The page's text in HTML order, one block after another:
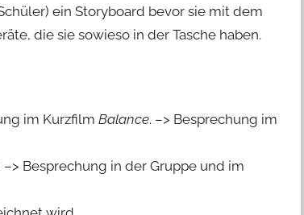
ein Storyboard bevor sie mit dem
die sie sowieso in der Tasche haben.
im KurzfilmBalance. –> Besprechung im
Besprechung in der Gruppe und im